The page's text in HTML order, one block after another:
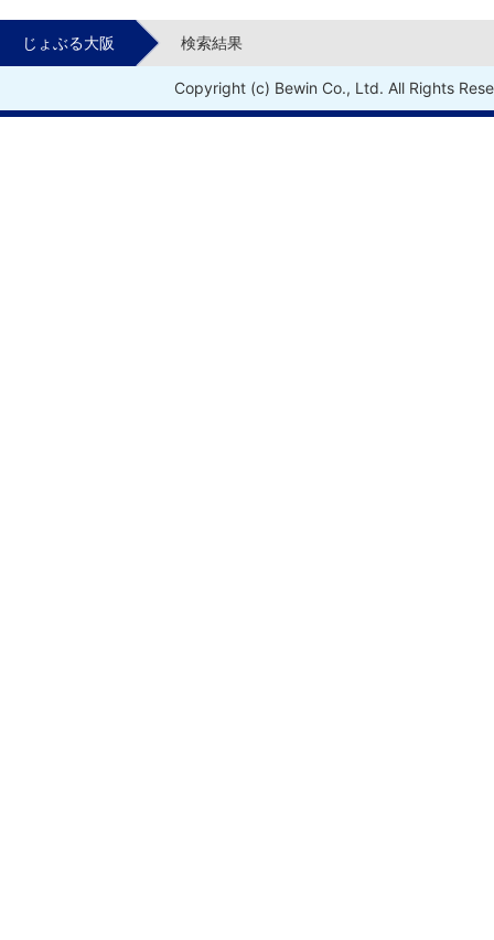
じょぶる大阪 検索結果
Copyright (c) Bewin Co., Ltd. All Rights